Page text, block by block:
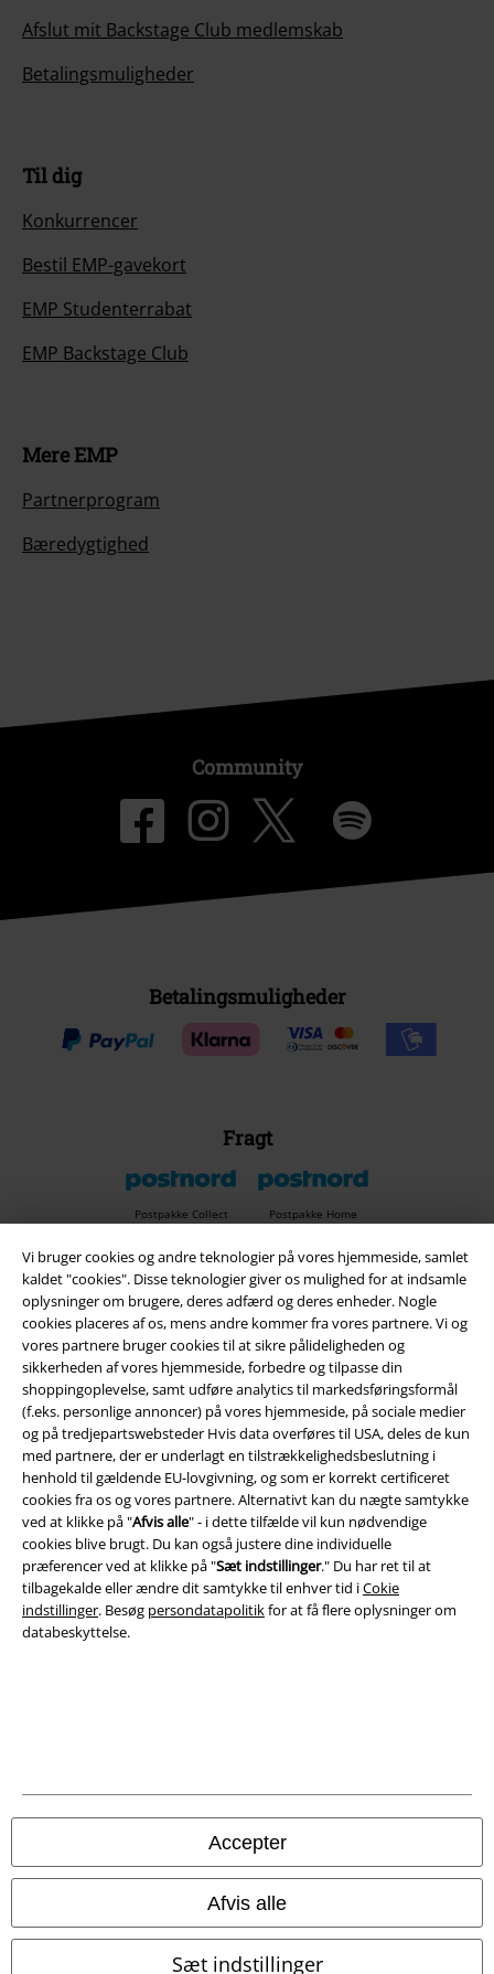
Vi bruger cookies og andre teknologier på vores hjemmeside, samlet
kaldet "cookies". Disse teknologier giver os mulighed for at indsamle
oplysninger om brugere, deres adfærd og deres enheder. Nogle
cookies placeres af os, mens andre kommer fra vores partnere. Vi og
vores partnere bruger cookies til at sikre pålideligheden og
sikkerheden af ​​vores hjemmeside, forbedre og tilpasse din
shoppingoplevelse, samt udføre analytics til markedsføringsformål
(f.eks. personlige annoncer) på vores hjemmeside, på sociale medier
og på tredjepartswebsteder Hvis data overføres til USA, deles de kun
med partnere, der er underlagt en tilstrækkelighedsbeslutning i
henhold til gældende EU-lovgivning, og som er korrekt certificeret
cookies fra os og vores partnere. Alternativt kan du nægte samtykke
ved at klikke på "Afvis alle" - i dette tilfælde vil kun nødvendige
cookies blive brugt. Du kan også justere dine individuelle
præferencer ved at klikke på "Sæt indstillinger." Du har ret til at
tilbagekalde eller ændre dit samtykke til enhver tid iCokie
indstillinger. Besøg persondatapolitikfor at få flere oplysninger om
databeskyttelse.
Accepter
Afvis alle
Sæt indstillinger
Afslut mit Backstage Club medlemskab
Betalingsmuligheder
Til dig
Konkurrencer
Bestil EMP-gavekort
EMP Studenterrabat
EMP Backstage Club
Mere EMP
Partnerprogram
Bæredygtighed
Community
Betalingsmuligheder
Fragt
Postpakke Collect Postpakke Home
EMP app
Download den nye EMP app gratis og få glæde af alle forbedringerne
og fordelene!
A Warner Music Group Company
Salgs-, medlems- & leveringsbetingelser
Persondatapolitik